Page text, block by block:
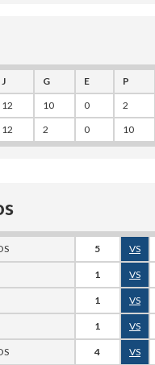
J G E
P
12 10 0
2
12 2 0 10
5
VS
1
VS
1
VS
1
VS
4
VS